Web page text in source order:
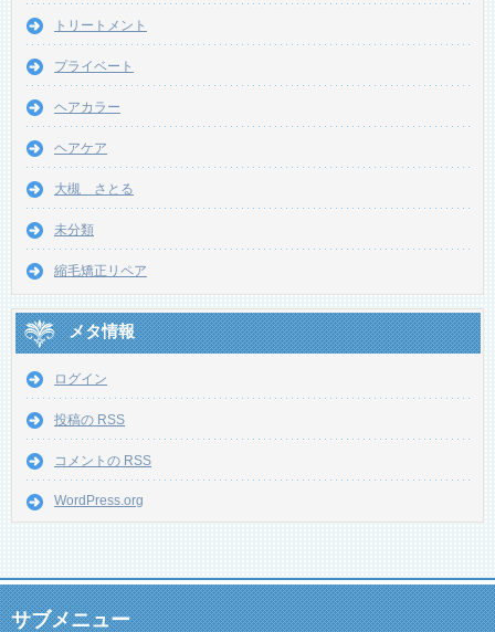
トリートメント
プライベート
ヘアカラー
ヘアケア
大槻 さとる
未分類
縮毛矯正リペア
メタ情報
ログイン
投稿の RSS
コメントの RSS
WordPress.org
サブメニュー